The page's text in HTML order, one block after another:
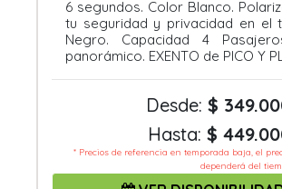
6 segundos. Color Blanco.
tu seguridad y privacidad en el
Negro. Capacidad 4
panorámico. EXENTO de PICO Y
Desde: $
Hasta: $
* Precios de referencia en temporada baja, el
dependerá del